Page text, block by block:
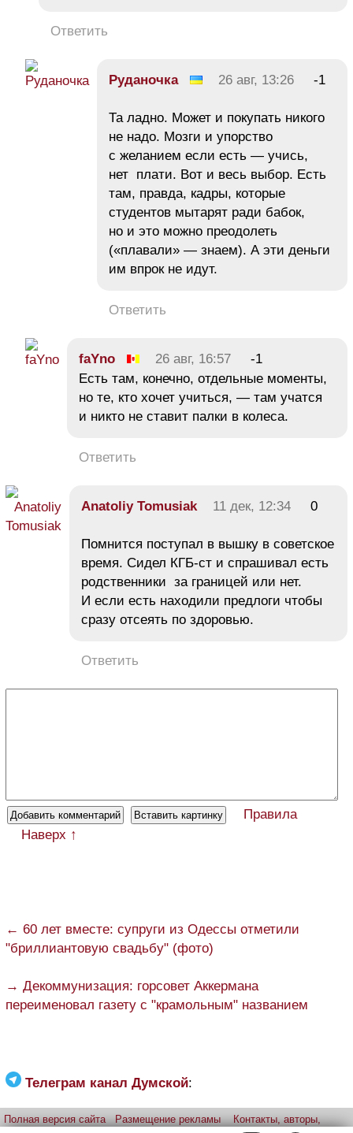
Ответить
Руданочка 26 авг, 13:26 -1
Та ладно. Может и покупать никого
не надо. Мозги и упорство
с желанием если есть — учись,
нет плати. Вот и весь выбор. Есть
там, правда, кадры, которые
студентов мытарят ради бабок,
но и это можно преодолеть
(«плавали» — знаем). А эти деньги
им впрок не идут.
Ответить
faYno 26 авг, 16:57
-1
Есть там, конечно, отдельные моменты,
но те, кто хочет учиться, — там учатся
и никто не ставит палки в колеса.
Ответить
Anatoliy Tomusiak 11 дек, 12:34 0
Помнится поступал в вышку в советское
время. Сидел КГБ-ст и спрашивал есть
родственники за границей или нет.
И если есть находили предлоги чтобы
сразу отсеять по здоровью.
Ответить
Правила
Наверх ↑
← 60 лет вместе: супруги из Одессы отметили
"бриллиантовую свадьбу" (фото)
→ Декоммунизация: горсовет Аккермана
переименовал газету с "крамольным" названием
Телеграм канал Думской:
Полная версия сайта Размещение рекламы Контакты, авторы,